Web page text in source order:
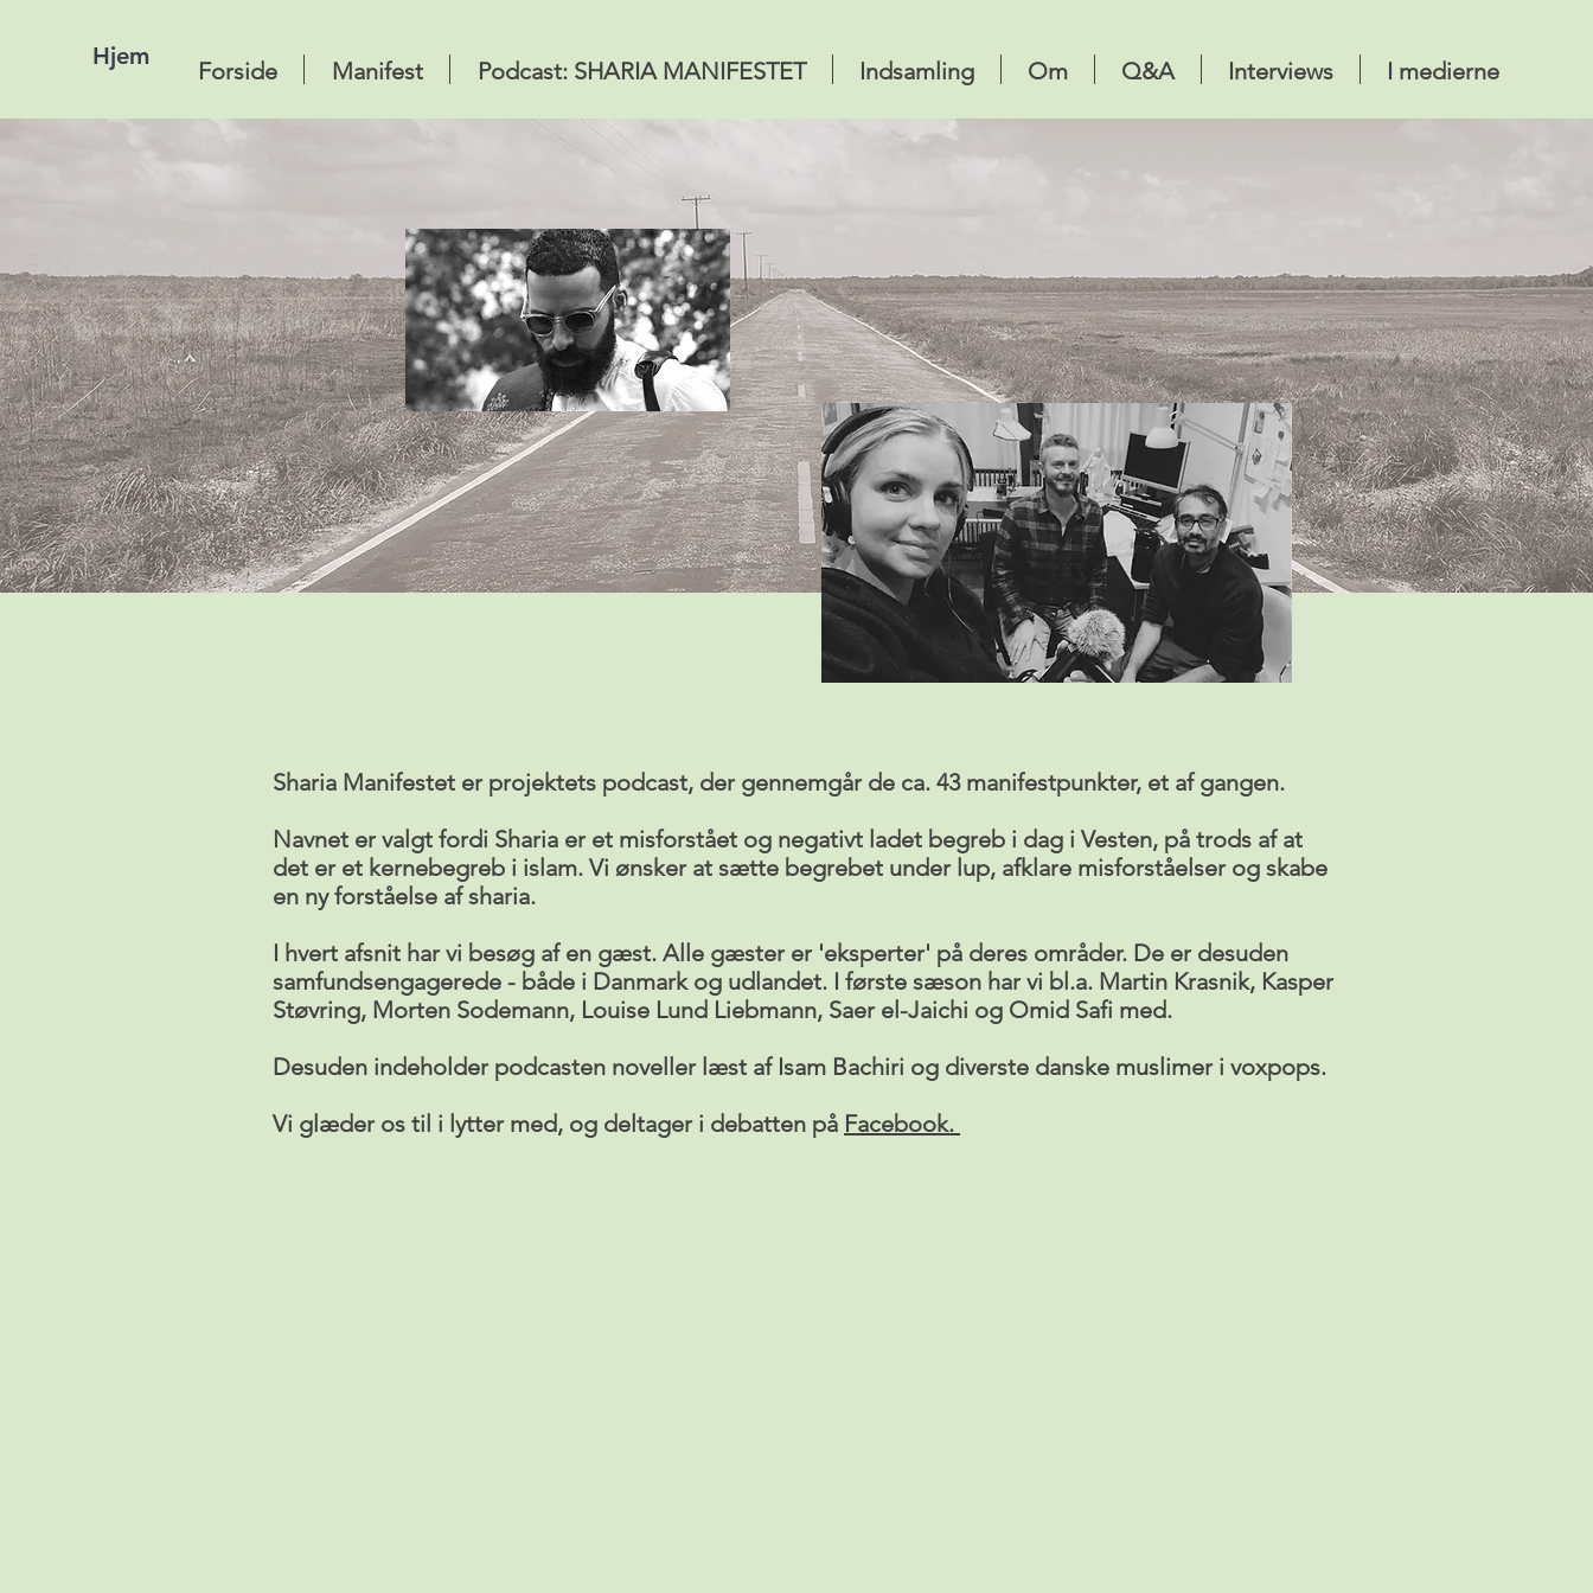
Hjem
Forside Manifest Podcast: SHARIA MANIFESTET Indsamling Om Q&A Interviews I medierne
Sharia Manifestet er projektets podcast, der gennemgår de ca. 43 manifestpunkter, et af gangen.
Navnet er valgt fordi Sharia er et misforstået og negativt ladet begreb i dag i Vesten, på trods af at
det er et kernebegreb i islam. Vi ønsker at sætte begrebet under lup, afklare misforståelser og skabe
en ny forståelse af sharia.
I hvert afsnit har vi besøg af en gæst. Alle gæster er 'eksperter' på deres områder. De er desuden
samfundsengagerede - både i Danmark og udlandet. I første sæson har vi bl.a. Martin Krasnik, Kasper
Støvring, Morten Sodemann, Louise Lund Liebmann, Saer el-Jaichi og Omid Safi med.
Desuden indeholder podcasten noveller læst af Isam Bachiri og diverste danske muslimer i voxpops.
Vi glæder os til i lytter med, og deltager i debatten på Facebook.